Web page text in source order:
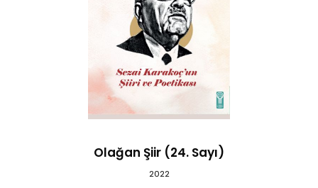
Olağan Şiir (24. Sayı)
2022